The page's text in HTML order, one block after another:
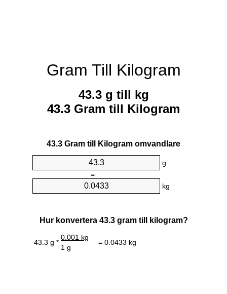
Gram Till Kilogram
43.3 g till kg
43.3 Gram till Kilogram
43.3 Gram till Kilogram omvandlare
g
=
kg
Hur konvertera 43.3 gram till kilogram?
43.3 g *
0.001 kg
= 0.0433 kg
1 g